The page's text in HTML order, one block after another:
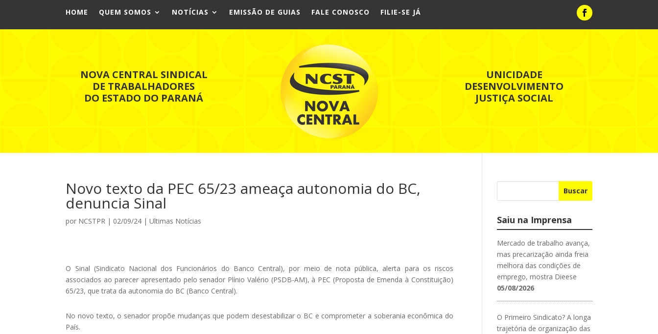
HOME QUEM SOMOS NOTÍCIAS EMISSÃO DE GUIAS FALE CONOSCO FILIE-SE JÁ
NOVA CENTRAL SINDICAL
DE TRABALHADORES
DO ESTADO DO PARANÁ
UNICIDADE
DESENVOLVIMENTO
JUSTIÇA SOCIAL
Novo texto da PEC 65/23 ameaça autonomia do BC,
denuncia Sinal
por NCSTPR | 02/09/24 |Ultimas Notícias
O Sinal (Sindicato Nacional dos Funcionários do Banco Central), por meio de nota pública, alerta para os riscos
associados ao parecer apresentado pelo senador Plínio Valério (PSDB-AM), à PEC (Proposta de Emenda à Constituição)
65/23, que trata da autonomia do BC (Banco Central).
No novo texto, o senador propõe mudanças que podem desestabilizar o BC e comprometer a soberania econômica do
País.
Buscar
Saiu na Imprensa
Mercado de trabalho avança,
mas precarização ainda freia
melhora das condições de
emprego, mostra Dieese
05/08/2026
O Primeiro Sindicato? A longa
trajetória de organização das